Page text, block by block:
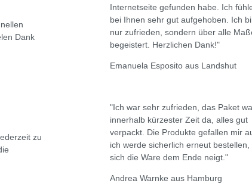
Dank
zu
Internetseite gefunden habe. Ich
bei Ihnen sehr gut aufgehoben. Ich
nur zufrieden, sondern über alle
begeistert. Herzlichen Dank!"
Emanuela Esposito aus Landshut
"Ich war sehr zufrieden, das Paket
innerhalb kürzester Zeit da, alles gut
verpackt. Die Produkte gefallen mir
ich werde sicherlich erneut bestellen,
sich die Ware dem Ende neigt."
Andrea Warnke aus Hamburg